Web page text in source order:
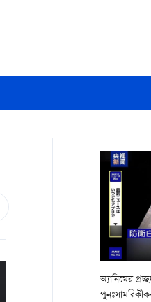
অ্যানিমের